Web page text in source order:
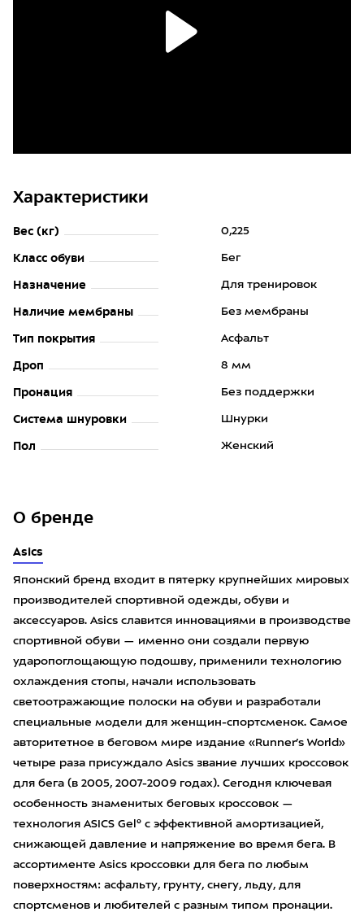
Характеристики
Вес (кг) 0,225
Класс обуви Бег
Назначение Для тренировок
Наличие мембраны Без мембраны
Тип покрытия Асфальт
Дроп 8 мм
Пронация Без поддержки
Система шнуровки Шнурки
Пол Женский
О бренде
Asics
Японский бренд входит в пятерку крупнейших мировых
производителей спортивной одежды, обуви и
аксессуаров. Asics славится инновациями в производстве
спортивной обуви — именно они создали первую
ударопоглощающую подошву, применили технологию
охлаждения стопы, начали использовать
светоотражающие полоски на обуви и разработали
специальные модели для женщин-спортсменок. Самое
авторитетное в беговом мире издание «Runner’s World»
четыре раза присуждало Asics звание лучших кроссовок
для бега (в 2005, 2007-2009 годах). Сегодня ключевая
особенность знаменитых беговых кроссовок —
технология ASICS Gel® с эффективной амортизацией,
снижающей давление и напряжение во время бега. В
ассортименте Asics кроссовки для бега по любым
поверхностям: асфальту, грунту, снегу, льду, для
спортсменов и любителей с разным типом пронации.